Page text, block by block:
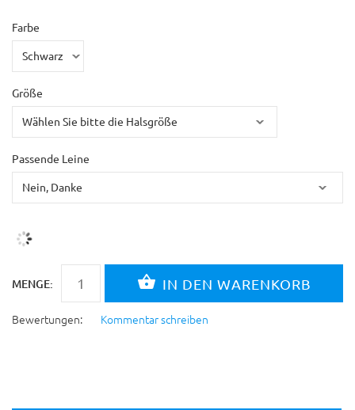
Farbe
Größe
Passende Leine
MENGE:
Bewertungen: Kommentar schreiben